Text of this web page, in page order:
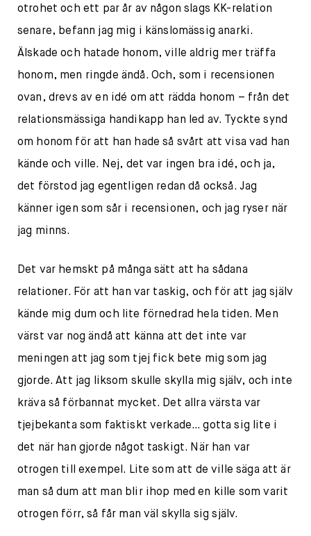
otrohet och ett par år av någon slags KK-relation
senare, befann jag mig i känslomässig anarki.
Älskade och hatade honom, ville aldrig mer träffa
honom, men ringde ändå. Och, som i recensionen
ovan, drevs av en idé om att rädda honom – från det
relationsmässiga handikapp han led av. Tyckte synd
om honom för att han hade så svårt att visa vad han
kände och ville. Nej, det var ingen bra idé, och ja,
det förstod jag egentligen redan då också. Jag
känner igen som sår i recensionen, och jag ryser när
jag minns.
Det var hemskt på många sätt att ha sådana
relationer. För att han var taskig, och för att jag själv
kände mig dum och lite förnedrad hela tiden. Men
värst var nog ändå att känna att det inte var
meningen att jag som tjej fick bete mig som jag
gjorde. Att jag liksom skulle skylla mig själv, och inte
kräva så förbannat mycket. Det allra värsta var
tjejbekanta som faktiskt verkade… gotta sig lite i
det när han gjorde något taskigt. När han var
otrogen till exempel. Lite som att de ville säga att är
man så dum att man blir ihop med en kille som varit
otrogen förr, så får man väl skylla sig själv.